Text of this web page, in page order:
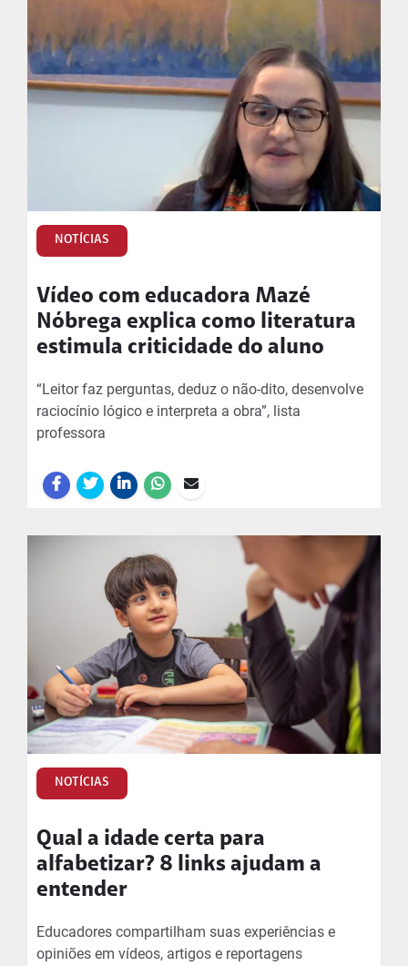
NOTÍCIAS
Vídeo com educadora Mazé
Nóbrega explica como literatura
estimula criticidade do aluno
“Leitor faz perguntas, deduz o não-dito, desenvolve
raciocínio lógico e interpreta a obra”, lista
professora
NOTÍCIAS
Qual a idade certa para
alfabetizar? 8 links ajudam a
entender
Educadores compartilham suas experiências e
opiniões em vídeos, artigos e reportagens